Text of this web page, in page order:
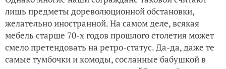
лишь предметы дореволюционной обстановки,
желательно иностранной. На самом деле, всякая
мебель старше 70-х годов прошлого столетия может
смело претендовать на ретро-статус. Да-да, даже те
самые тумбочки и комоды, сосланные бабушкой в